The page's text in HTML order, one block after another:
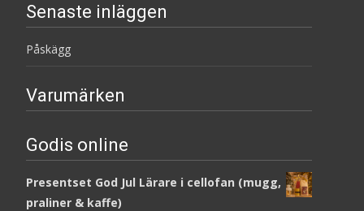
Senaste inläggen
Påskägg
Varumärken
Godis online
Presentset God Jul Lärare i cellofan (mugg,
praliner & kaffe)